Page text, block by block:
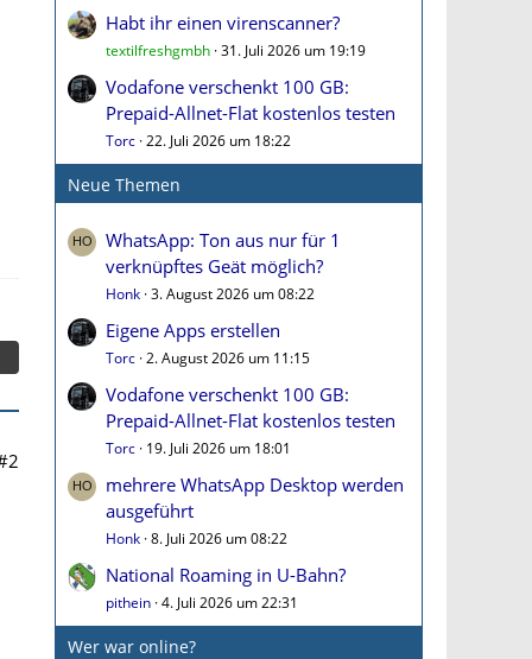
Habt ihr einen virenscanner?
textilfreshgmbh 31. Juli 2026 um 19:19
Vodafone verschenkt 100 GB:
Prepaid-Allnet-Flat kostenlos testen
Torc 22. Juli 2026 um 18:22
Neue Themen
WhatsApp: Ton aus nur für 1
verknüpftes Geät möglich?
Honk 3. August 2026 um 08:22
Eigene Apps erstellen
Torc 2. August 2026 um 11:15
Vodafone verschenkt 100 GB:
Prepaid-Allnet-Flat kostenlos testen
Torc 19. Juli 2026 um 18:01
mehrere WhatsApp Desktop werden
ausgeführt
Honk 8. Juli 2026 um 08:22
National Roaming in U-Bahn?
pithein 4. Juli 2026 um 22:31
Wer war online?